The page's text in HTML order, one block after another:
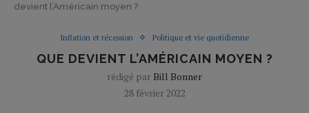
devient l’Américain moyen ?
Inflation et récession Politique et vie quotidienne
QUE DEVIENT L’AMÉRICAIN MOYEN ?
rédigé par Bill Bonner
28 février 2022